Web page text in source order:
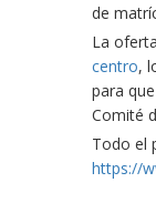
de
La
centro,
para
Comité
Todo el
https://